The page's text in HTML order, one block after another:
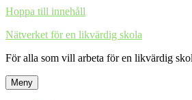
Hoppa till innehåll
Nätverket för en likvärdig skola
För alla som vill arbeta för en likvärdig
Meny